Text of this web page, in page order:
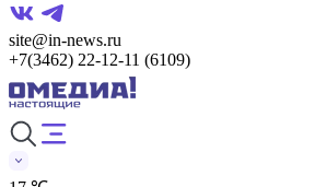
site@in-news.ru
+7(3462) 22-12-11 (6109)